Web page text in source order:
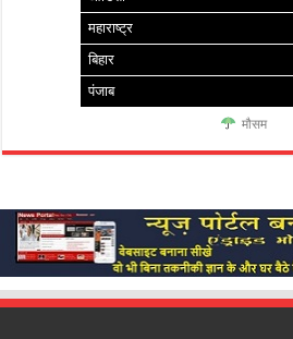
महाराष्ट्र
बिहार
पंजाब
मौसम